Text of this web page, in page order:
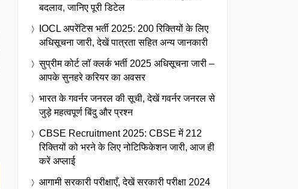
बदलाव, जानिए पूरी डिटेल
IOCL अपरेंटिस भर्ती 2025: 200 रिक्तियों के लिए
अधिसूचना जारी, देखें पात्रता सहित अन्य जानकारी
सुप्रीम कोर्ट लॉ क्लर्क भर्ती 2025 अधिसूचना जारी –
आपके सुनहरे करियर का अवसर
भारत के गवर्नर जनरल की सूची, देखें गवर्नर जनरल से
जुड़े महत्वपूर्ण बिंदु और प्रश्न
CBSE Recruitment 2025: CBSE में 212
रिक्तियों को भरने के लिए नोटिफिकेशन जारी, आज ही
करें अप्लाई
आगामी सरकारी परीक्षाएँ, देखें सरकारी परीक्षा 2024